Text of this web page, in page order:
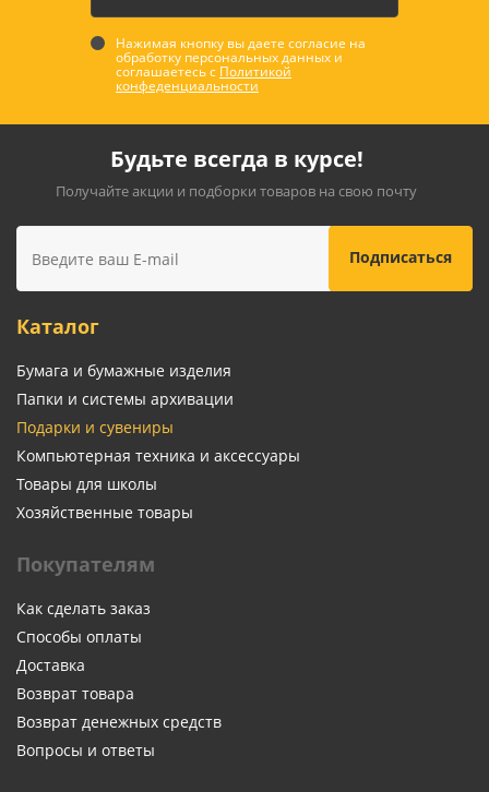
Нажимая кнопку вы даете согласие на
обработку персональных данных и
соглашаетесь с Политикой
конфеденциальности
Будьте всегда в курсе!
Получайте акции и подборки товаров на свою почту
Каталог
Бумага и бумажные изделия
Папки и системы архивации
Подарки и сувениры
Компьютерная техника и аксессуары
Товары для школы
Хозяйственные товары
Покупателям
Как сделать заказ
Способы оплаты
Доставка
Возврат товара
Возврат денежных средств
Вопросы и ответы